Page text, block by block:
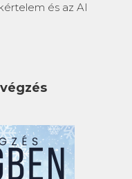
és az AI